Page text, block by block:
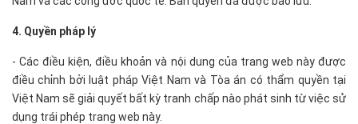
4. Quyền pháp lý
- Các điều kiện, điều khoản và nội dung của trang web này được
điều chỉnh bởi luật pháp Việt Nam và Tòa án có thẩm quyền tại
Việt Nam sẽ giải quyết bất kỳ tranh chấp nào phát sinh từ việc sử
dụng trái phép trang web này.